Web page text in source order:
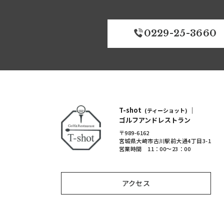
0229-25-3660
T-shot (ティーショット)
｜
ゴルフアンドレストラン
〒989-6162
宮城県大崎市古川駅前大通4丁目3-1
営業時間 11：00～23：00
アクセス